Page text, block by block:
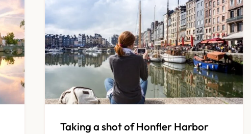
Taking a shot of Honfler Harbor